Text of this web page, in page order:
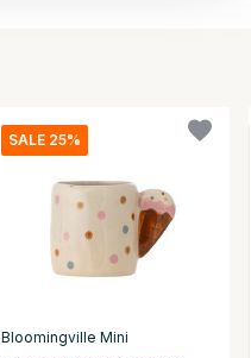
SALE 25%
Bloomingville Mini